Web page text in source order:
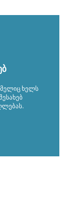
ხელს